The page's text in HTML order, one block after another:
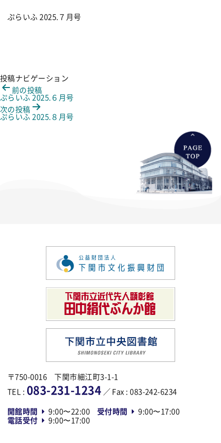
ぷらいふ 2025.７月号
投稿ナビゲーション
前の投稿
ぷらいふ 2025.６月号
次の投稿
ぷらいふ 2025.８月号
〒750-0016 下関市細江町3-1-1
TEL : 083-231-1234 ／ Fax : 083-242-6234
開館時間
9:00〜22:00 受付時間
9:00〜17:00
電話受付
9:00〜17:00